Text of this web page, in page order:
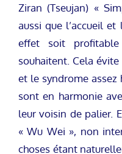
Ziran (Tseujan) «
aussi que l’accueil
effet soit
souhaitent. Cela
et le syndrome assez
sont en harmonie
leur voisin de palier.
« Wu Wei », non
choses étant